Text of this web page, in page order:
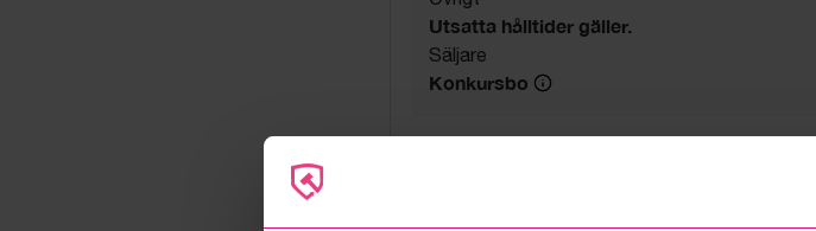
Utsatta hålltider gäller.
Säljare
Konkursbo